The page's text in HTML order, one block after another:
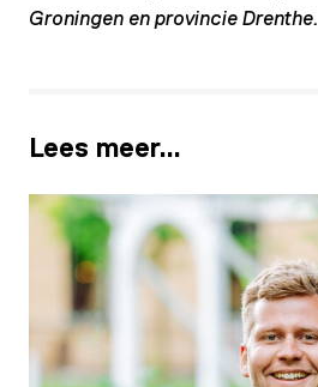
Groningen en provincie Drenthe.
Lees meer…